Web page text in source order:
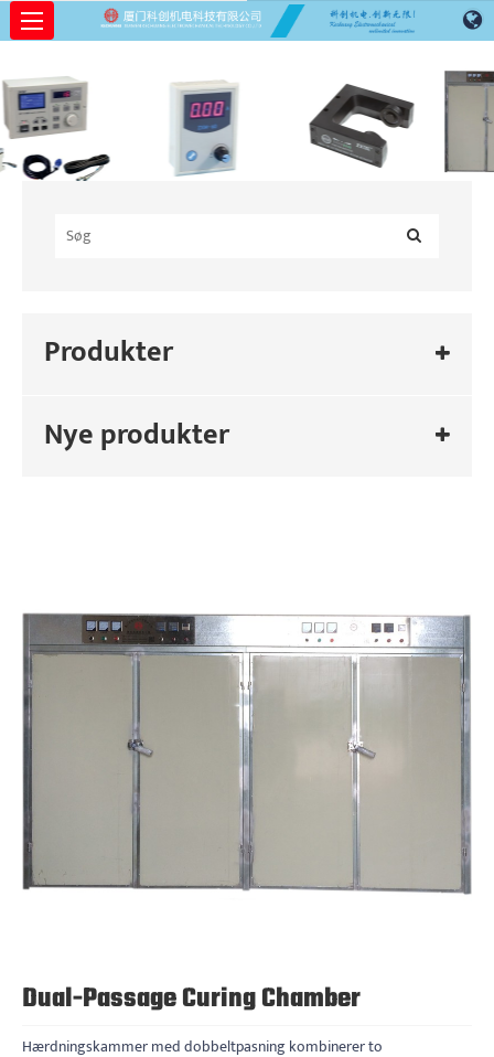
Produkter
Nye produkter
Dual-Passage Curing Chamber
Hærdningskammer med dobbeltpasning kombinerer to